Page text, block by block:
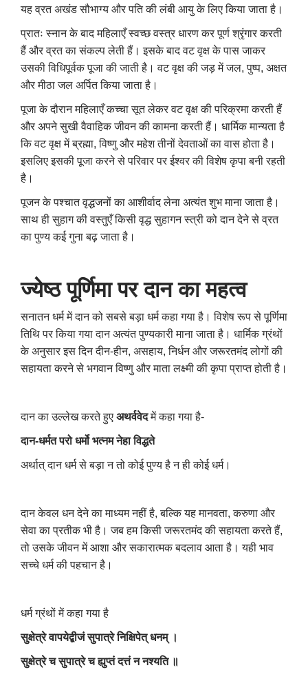
यह व्रत अखंड सौभाग्य और पति की लंबी आयु के लिए किया जाता है।
प्रातः स्नान के बाद महिलाएँ स्वच्छ वस्त्र धारण कर पूर्ण श्रृंगार करती
हैं और व्रत का संकल्प लेती हैं। इसके बाद वट वृक्ष के पास जाकर
उसकी विधिपूर्वक पूजा की जाती है। वट वृक्ष की जड़ में जल, पुष्प, अक्षत
और मीठा जल अर्पित किया जाता है।
पूजा के दौरान महिलाएँ कच्चा सूत लेकर वट वृक्ष की परिक्रमा करती हैं
और अपने सुखी वैवाहिक जीवन की कामना करती हैं। धार्मिक मान्यता है
कि वट वृक्ष में ब्रह्मा, विष्णु और महेश तीनों देवताओं का वास होता है।
इसलिए इसकी पूजा करने से परिवार पर ईश्वर की विशेष कृपा बनी रहती
है।
पूजन के पश्चात वृद्धजनों का आशीर्वाद लेना अत्यंत शुभ माना जाता है।
साथ ही सुहाग की वस्तुएँ किसी वृद्ध सुहागन स्त्री को दान देने से व्रत
का पुण्य कई गुना बढ़ जाता है।
ज्येष्ठ पूर्णिमा पर दान का महत्व
सनातन धर्म में दान को सबसे बड़ा धर्म कहा गया है। विशेष रूप से पूर्णिमा
तिथि पर किया गया दान अत्यंत पुण्यकारी माना जाता है। धार्मिक ग्रंथों
के अनुसार इस दिन दीन-हीन, असहाय, निर्धन और जरूरतमंद लोगों की
सहायता करने से भगवान विष्णु और माता लक्ष्मी की कृपा प्राप्त होती है।
दान का उल्लेख करते हुए अथर्ववेदमें कहा गया है-
दान-धर्मत परो धर्मो भत्नम नेहा विद्धते
अर्थात् दान धर्म से बड़ा न तो कोई पुण्य है न ही कोई धर्म।
दान केवल धन देने का माध्यम नहीं है, बल्कि यह मानवता, करुणा और
सेवा का प्रतीक भी है। जब हम किसी जरूरतमंद की सहायता करते हैं,
तो उसके जीवन में आशा और सकारात्मक बदलाव आता है। यही भाव
सच्चे धर्म की पहचान है।
धर्म ग्रंथों में कहा गया है
सुक्षेत्रे वापयेद्बीजं सुपात्रे निक्षिपेत् धनम् ।
सुक्षेत्रे च सुपात्रे च ह्युप्तं दत्तं न नश्यति ॥